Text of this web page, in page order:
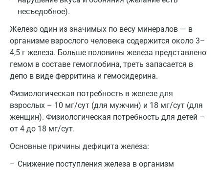
несъедобное).
Железо один из значимых по весу минералов — в
организме взрослого человека содержится около 3–
4,5 г железа. Больше половины железа представлено
гемом в составе гемоглобина, треть запасается в
депо в виде ферритина и гемосидерина.
Физиологическая потребность в железе для
взрослых – 10 мг/сут (для мужчин) и 18 мг/сут (для
женщин). Физиологическая потребность для детей –
от 4 до 18 мг/сут.
Основные причины дефицита железа:
Снижение поступления железа в организм
Люберцы
Мурино
Мурманск
Мытищи
Набережные Челны
Наро-Фоминск